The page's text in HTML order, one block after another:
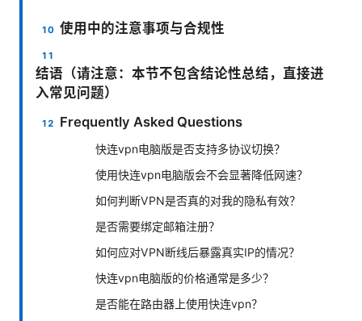
使用中的注意事项与合规性
结语（请注意：本节不包含结论性总结，直接进
入常见问题）
Frequently Asked Questions
快连vpn电脑版是否支持多协议切换？
使用快连vpn电脑版会不会显著降低网速？
如何判断VPN是否真的对我的隐私有效？
是否需要绑定邮箱注册？
如何应对VPN断线后暴露真实IP的情况？
快连vpn电脑版的价格通常是多少？
是否能在路由器上使用快连vpn？